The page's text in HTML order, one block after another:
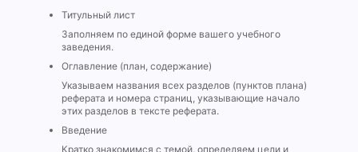
Титульный лист
Заполняем по единой форме вашего учебного
заведения.
Оглавление (план, содержание)
Указываем названия всех разделов (пунктов плана)
реферата и номера страниц, указывающие начало
этих разделов в тексте реферата.
Введение
Кратко знакомимся с темой, определяем цели и